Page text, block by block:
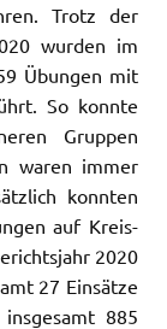
Trotz der
wurden im
Übungen mit
So konnte
Gruppen
waren immer
konnten
auf Kreis-
2020
27 Einsätze
885